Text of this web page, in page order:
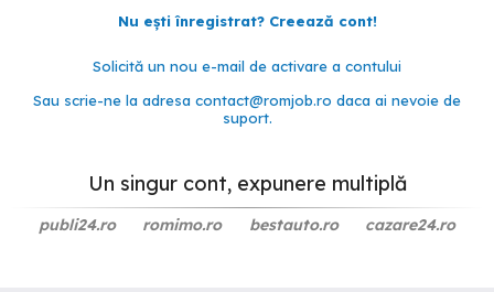
Nu ești înregistrat? Creează cont!
Solicită un nou e-mail de activare a contului
Sau scrie-ne la adresa contact@romjob.ro daca ai nevoie de
suport.
Un singur cont, expunere multiplă
publi24.ro romimo.ro bestauto.ro cazare24.ro